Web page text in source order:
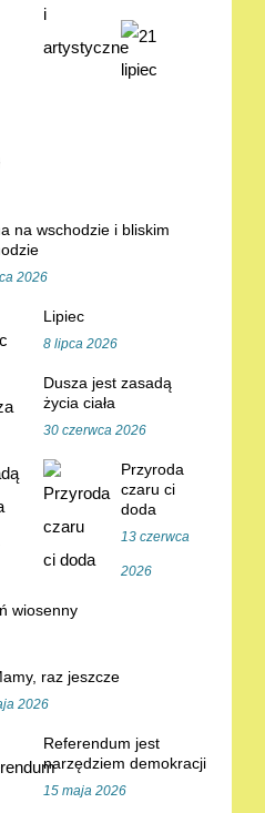
na wschodzie i bliskim
2026
Lipiec
8 lipca 2026
Dusza jest zasadą
życia ciała
30 czerwca 2026
Przyroda
czaru ci
doda
13 czerwca
2026
wiosenny
raz jeszcze
2026
Referendum jest
narzędziem demokracji
15 maja 2026